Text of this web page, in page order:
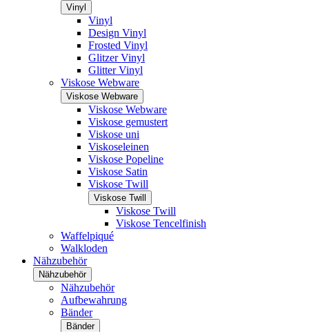
Vinyl
Vinyl
Design Vinyl
Frosted Vinyl
Glitzer Vinyl
Glitter Vinyl
Viskose Webware
Viskose Webware
Viskose Webware
Viskose gemustert
Viskose uni
Viskoseleinen
Viskose Popeline
Viskose Satin
Viskose Twill
Viskose Twill
Viskose Twill
Viskose Tencelfinish
Waffelpiqué
Walkloden
Nähzubehör
Nähzubehör
Nähzubehör
Aufbewahrung
Bänder
Bänder